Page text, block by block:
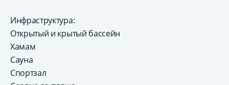
Инфраструктура:
Открытый и крытый бассейн
Хамам
Сауна
Спортзал